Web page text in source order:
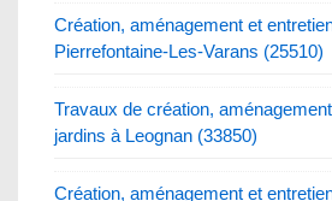
Création, aménagement et
Pierrefontaine-Les-Varans (25510)
Travaux de création,
jardins à Leognan (33850)
Création, aménagement et